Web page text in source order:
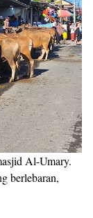
Al-Umary.
berlebaran,